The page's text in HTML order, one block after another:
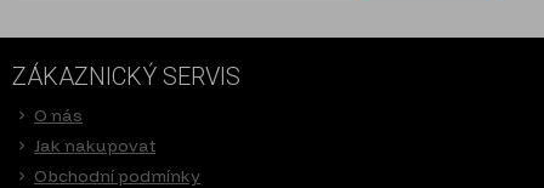
ZÁKAZNICKÝ SERVIS
O nás
Jak nakupovat
Obchodní podmínky